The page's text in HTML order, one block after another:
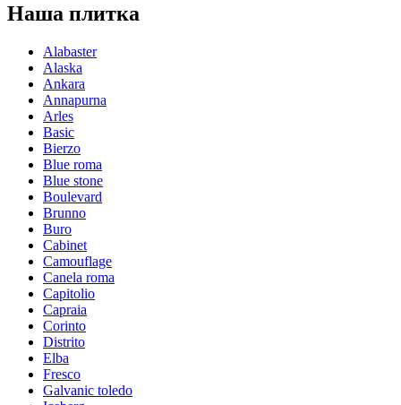
Наша плитка
Alabaster
Alaska
Ankara
Annapurna
Arles
Basic
Bierzo
Blue roma
Blue stone
Boulevard
Brunno
Buro
Cabinet
Camouflage
Canela roma
Capitolio
Capraia
Corinto
Distrito
Elba
Fresco
Galvanic toledo